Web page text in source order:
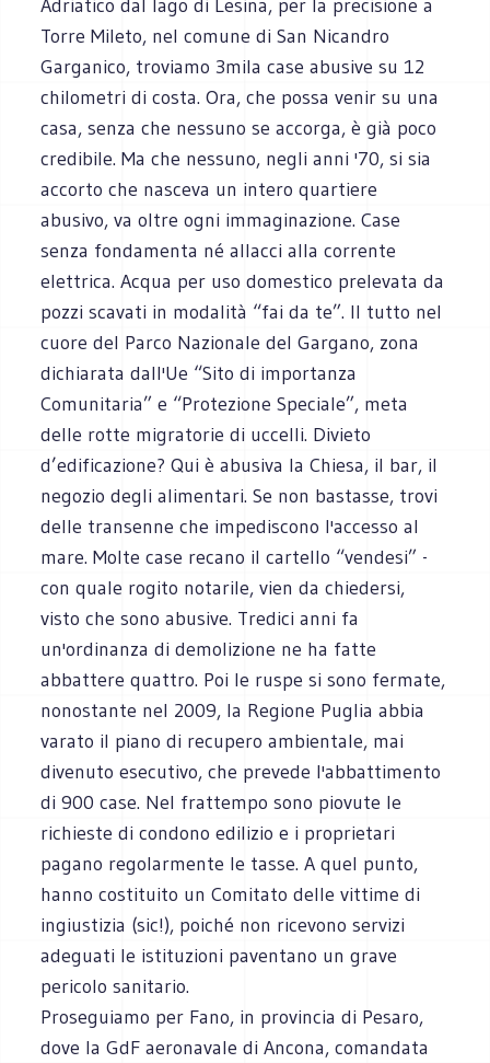
Adriatico dal lago di Lesina, per la precisione a
Torre Mileto, nel comune di San Nicandro
Garganico, troviamo 3mila case abusive su 12
chilometri di costa. Ora, che possa venir su una
casa, senza che nessuno se accorga, è già poco
credibile. Ma che nessuno, negli anni '70, si sia
accorto che nasceva un intero quartiere
abusivo, va oltre ogni immaginazione. Case
senza fondamenta né allacci alla corrente
elettrica. Acqua per uso domestico prelevata da
pozzi scavati in modalità “fai da te”. Il tutto nel
cuore del Parco Nazionale del Gargano, zona
dichiarata dall'Ue “Sito di importanza
Comunitaria” e “Protezione Speciale”, meta
delle rotte migratorie di uccelli. Divieto
d’edificazione? Qui è abusiva la Chiesa, il bar, il
negozio degli alimentari. Se non bastasse, trovi
delle transenne che impediscono l'accesso al
mare. Molte case recano il cartello “vendesi” -
con quale rogito notarile, vien da chiedersi,
visto che sono abusive. Tredici anni fa
un'ordinanza di demolizione ne ha fatte
abbattere quattro. Poi le ruspe si sono fermate,
nonostante nel 2009, la Regione Puglia abbia
varato il piano di recupero ambientale, mai
divenuto esecutivo, che prevede l'abbattimento
di 900 case. Nel frattempo sono piovute le
richieste di condono edilizio e i proprietari
pagano regolarmente le tasse. A quel punto,
hanno costituito un Comitato delle vittime di
ingiustizia (sic!), poiché non ricevono servizi
adeguati le istituzioni paventano un grave
pericolo sanitario.
Proseguiamo per Fano, in provincia di Pesaro,
dove la GdF aeronavale di Ancona, comandata